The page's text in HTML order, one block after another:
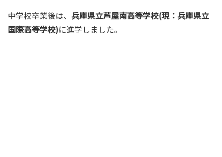
中学校卒業後は、 兵庫県立芦屋南高等学校(現：兵庫県立
国際高等学校)に進学しました。